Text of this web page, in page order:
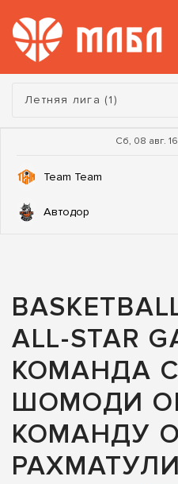
Турнир:
Летняя лига (1)
Сб, 08 авг.
Team Team
Автодор
ALL-STAR
КОМАНДА
ШОМОДИ
КОМАНДУ